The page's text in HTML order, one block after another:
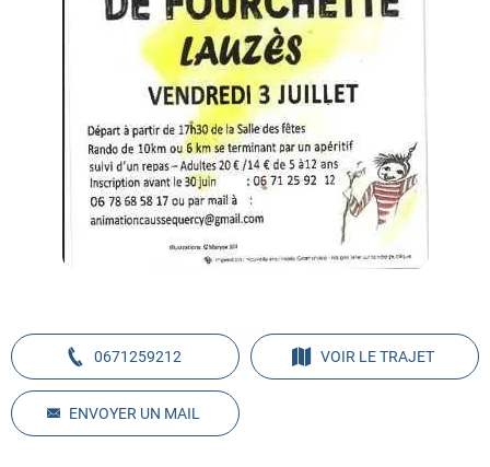
0671259212 VOIR LE TRAJET
ENVOYER UN MAIL